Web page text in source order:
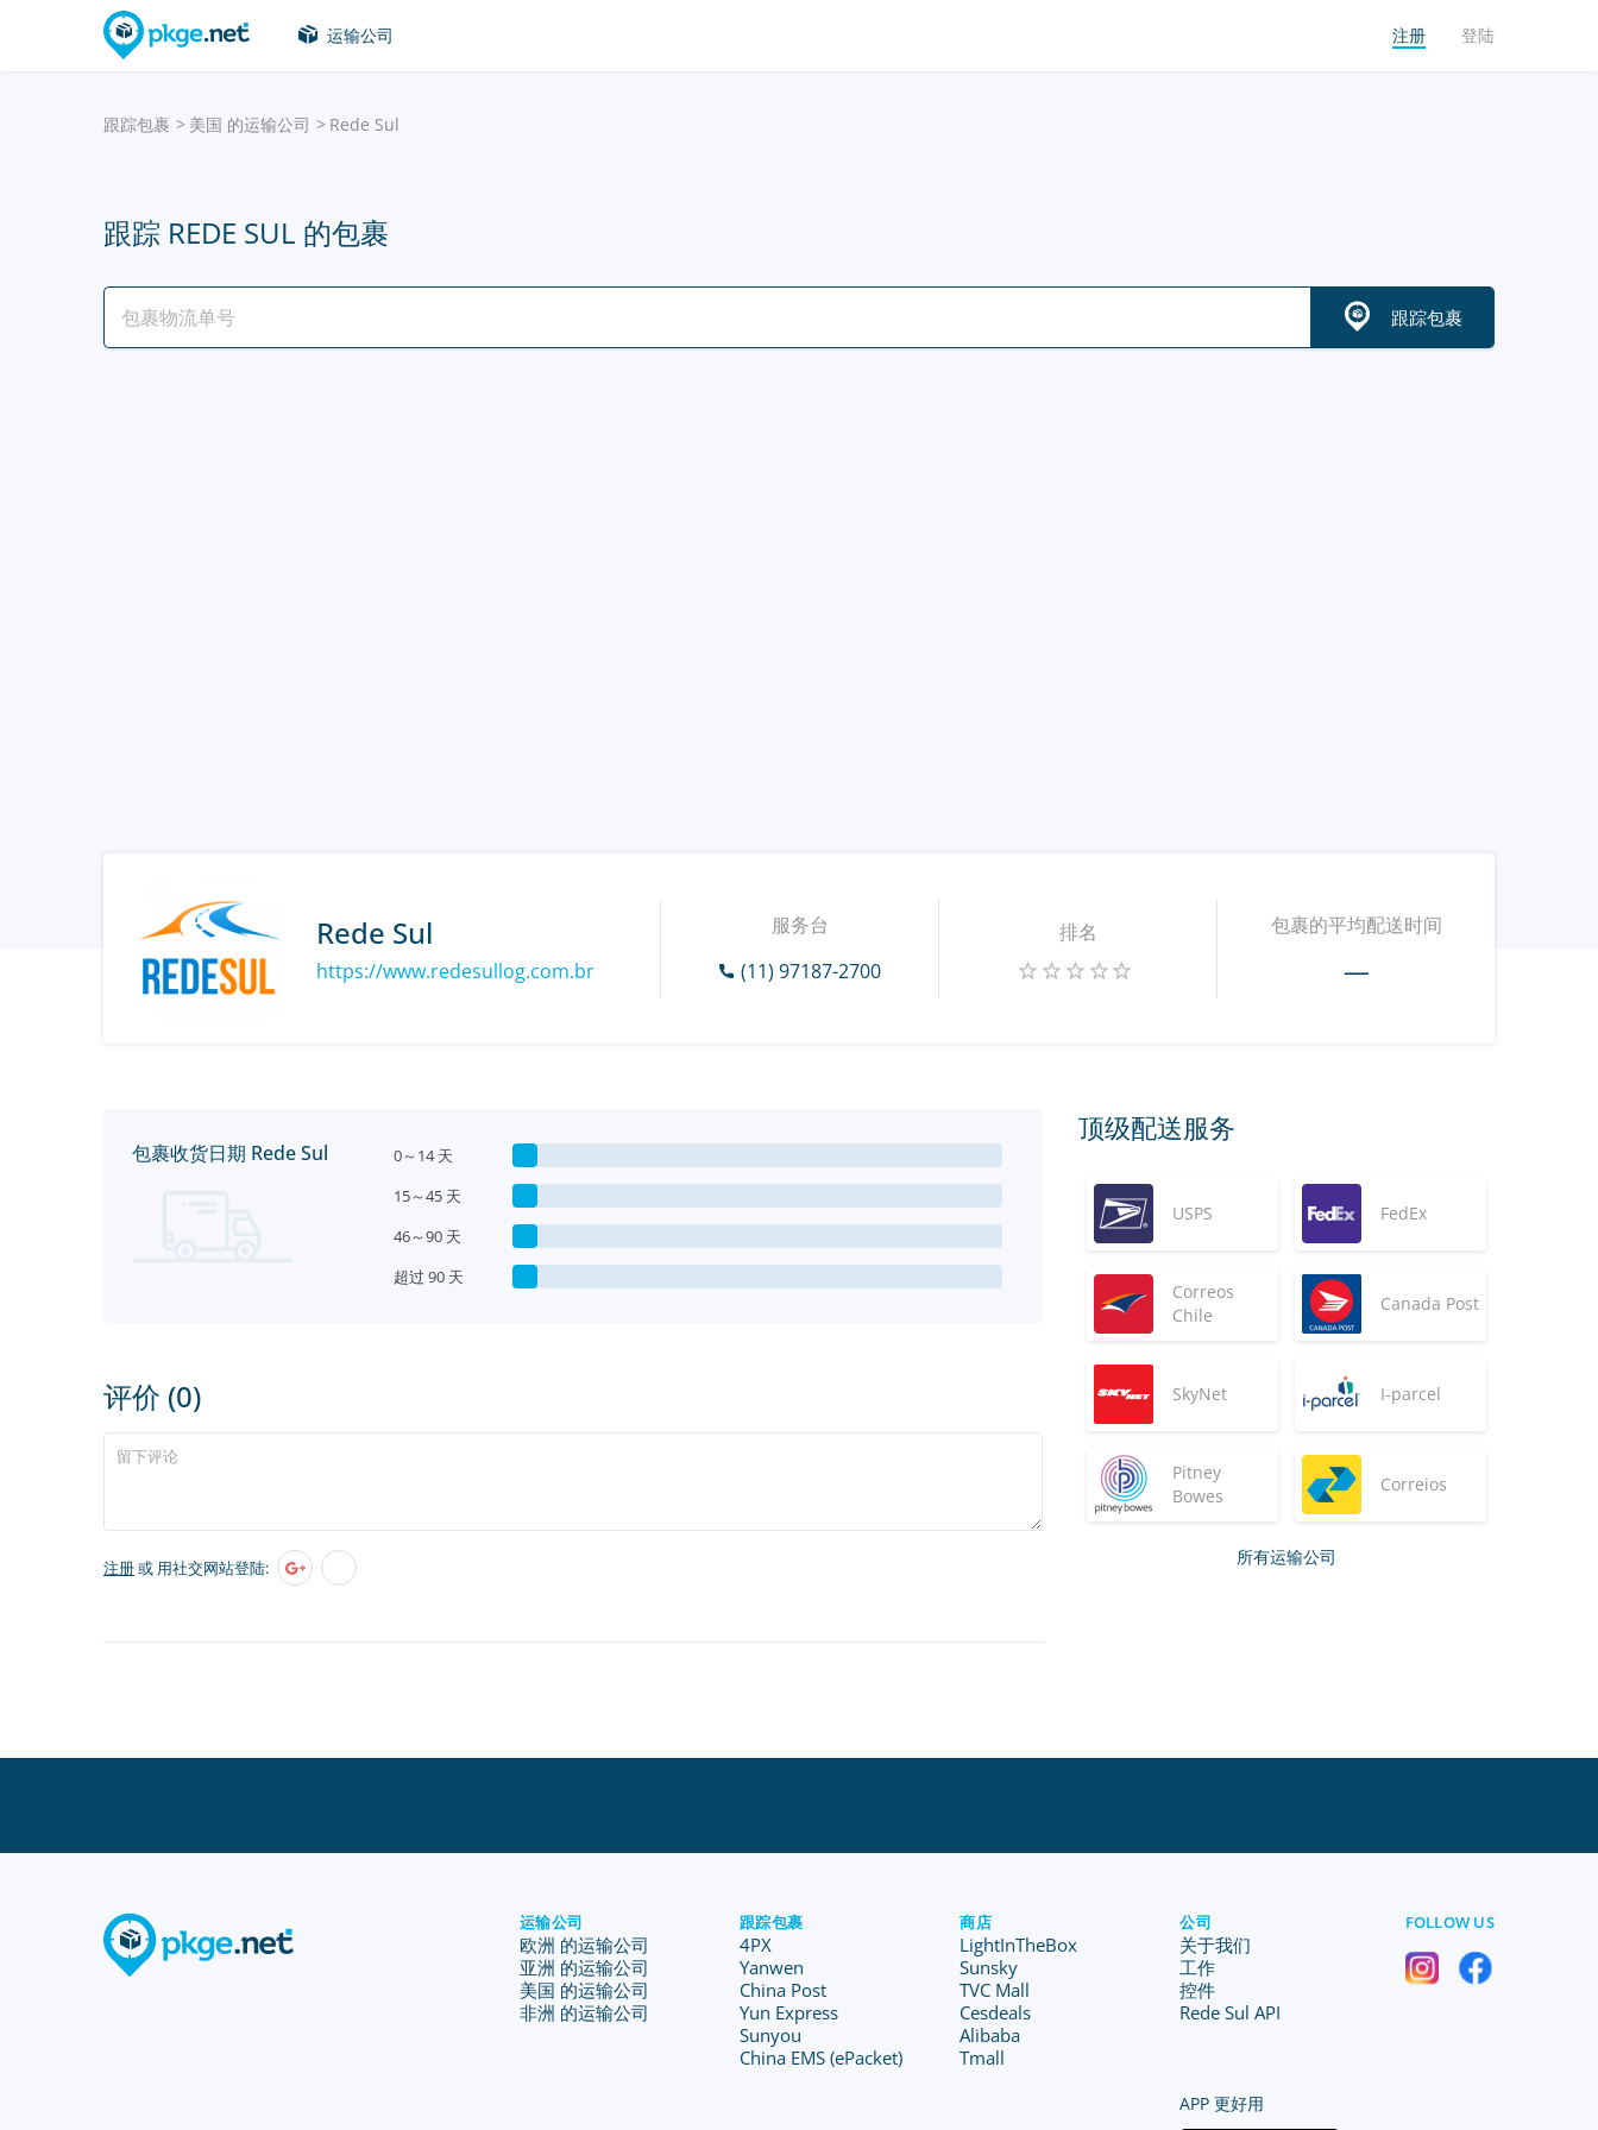
运输公司 注册 登陆
跟踪包裹 美国 的运输公司 Rede Sul
跟踪 REDE SUL 的包裹
跟踪包裹
Rede Sul
https://www.redesullog.com.br
服务台
(11) 97187-2700
排名 包裹的平均配送时间
—
包裹收货日期 Rede Sul
0～14 天
15～45 天
46～90 天
超过 90 天
评价 (0)
注册或 用社交网站登陆:
顶级配送服务
USPS FedEx
Correos
Chile
Canada Post
SkyNet I-parcel
Pitney
Bowes
Correios
所有运输公司
运输公司
欧洲 的运输公司
亚洲 的运输公司
美国 的运输公司
非洲 的运输公司
跟踪包裹
4PX
Yanwen
China Post
Yun Express
Sunyou
China EMS (ePacket)
商店
LightInTheBox
Sunsky
TVC Mall
Cesdeals
Alibaba
Tmall
公司
关于我们
工作
控件
Rede Sul API
FOLLOW US
APP 更好用